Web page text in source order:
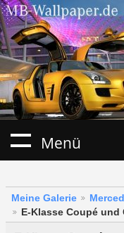
Menü
Meine Galerie
E-Klasse Coupé und